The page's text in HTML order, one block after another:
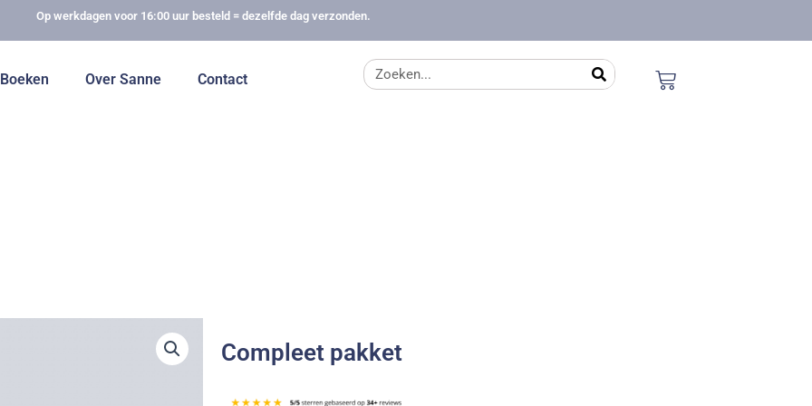
Op werkdagen voor 16:00 uur besteld = dezelfde dag verzonden.
Boeken Over Sanne Contact
Zoeken Winkelwagen
Compleet pakket